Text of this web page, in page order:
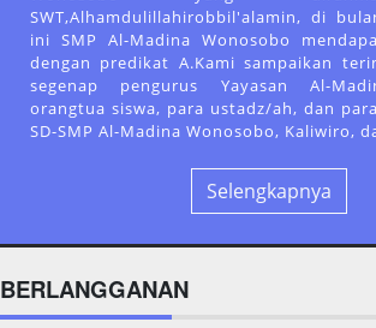
SWT,Alhamdulillahirobbil'alamin, di
ini SMP Al-Madina Wonosobo
dengan predikat A.Kami sampaikan
segenap pengurus Yayasan Al-
orangtua siswa, para ustadz/ah, dan
SD-SMP Al-Madina Wonosobo, Kaliwiro,
Selengkapnya
BERLANGGANAN